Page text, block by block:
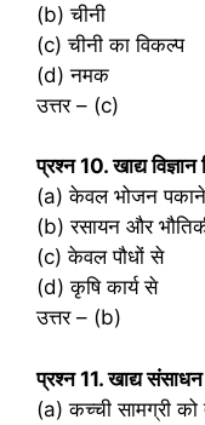
(b) चीनी
(c) चीनी का विकल्प
(d) नमक
उत्तर – (c)
प्रश्‍न 10. खाद्य
(a) केवल भोजन
(b) रसायन और
(c) केवल पौधों से
(d) कृषि कार्य से
उत्तर – (b)
प्रश्‍न 11. खाद्य संसाधन
(a) कच्ची सामग्री को